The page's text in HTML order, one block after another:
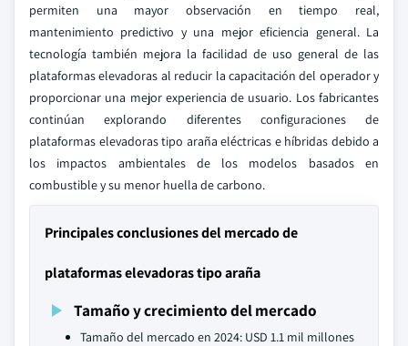
permiten una mayor observación en tiempo real,
mantenimiento predictivo y una mejor eficiencia general. La
tecnología también mejora la facilidad de uso general de las
plataformas elevadoras al reducir la capacitación del operador y
proporcionar una mejor experiencia de usuario. Los fabricantes
continúan explorando diferentes configuraciones de
plataformas elevadoras tipo araña eléctricas e híbridas debido a
los impactos ambientales de los modelos basados en
combustible y su menor huella de carbono.
Principales conclusiones del mercado de
plataformas elevadoras tipo araña
Tamaño y crecimiento del mercado
Tamaño del mercado en 2024: USD 1.1 mil millones